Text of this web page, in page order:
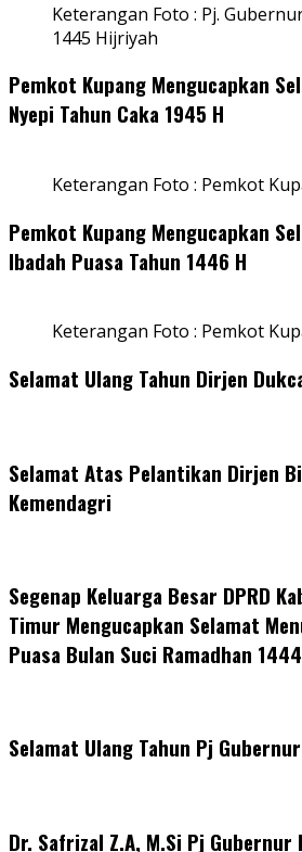
Keterangan Foto : Pj.
1445 Hijriyah
Pemkot Kupang Mengucapkan
Nyepi Tahun Caka 1945 H
Keterangan Foto : Pemkot
Pemkot Kupang Mengucapkan
Ibadah Puasa Tahun 1446 H
Keterangan Foto : Pemkot
Selamat Ulang Tahun Dirjen
Selamat Atas Pelantikan Dirjen
Kemendagri
Segenap Keluarga Besar DPRD
Timur Mengucapkan Selamat
Puasa Bulan Suci Ramadhan
Selamat Ulang Tahun Pj
Dr. Safrizal Z.A, M.Si Pj Gubernur